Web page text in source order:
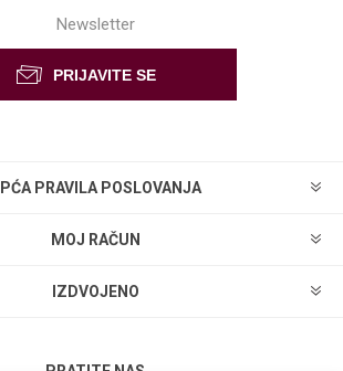
Newsletter
PRAVILA POSLOVANJA
MOJ RAČUN
IZDVOJENO